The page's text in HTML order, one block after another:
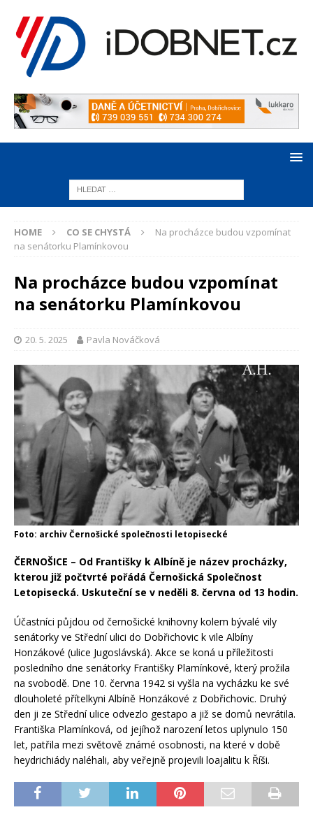
HOME CO SE CHYSTÁ
Na procházce budou vzpomínat
na senátorku Plamínkovou
Na procházce budou vzpomínat
na senátorku Plamínkovou
20. 5. 2025 Pavla Nováčková
Foto: archiv Černošické společnosti letopisecké
ČERNOŠICE – Od Františky k Albíně je název procházky,
kterou již počtvrté pořádá Černošická Společnost
Letopisecká. Uskuteční se v neděli 8. června od 13 hodin.
Účastníci půjdou od černošické knihovny kolem bývalé vily
senátorky ve Střední ulici do Dobřichovic k vile Albíny
Honzákové (ulice Jugoslávská). Akce se koná u příležitosti
posledního dne senátorky Františky Plamínkové, který prožila
na svobodě. Dne 10. června 1942 si vyšla na vycházku ke své
dlouholeté přítelkyni Albíně Honzákové z Dobřichovic. Druhý
den ji ze Střední ulice odvezlo gestapo a již se domů nevrátila.
Františka Plamínková, od jejíhož narození letos uplynulo 150
let, patřila mezi světově známé osobnosti, na které v době
heydrichiády naléhali, aby veřejně projevili loajalitu k Říši.